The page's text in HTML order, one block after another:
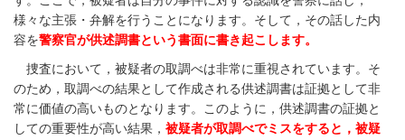
様々な主張・弁解を行うことになります。そして，その話した内
容を警察官が供述調書という書面に書き起こします。
捜査において，被疑者の取調べは非常に重視されています。そ
のため，取調べの結果として作成される供述調書は証拠として非
常に価値の高いものとなります。このように，供述調書の証拠と
しての重要性が高い結果， 被疑者が取調べでミスをすると，被疑